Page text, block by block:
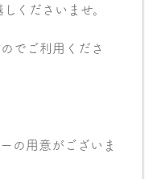
くださいませ。
でご利用くださ
の用意がございま